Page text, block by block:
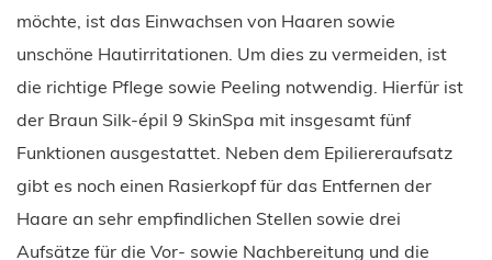
möchte, ist das Einwachsen von Haaren sowie
unschöne Hautirritationen. Um dies zu vermeiden, ist
die richtige Pflege sowie Peeling notwendig. Hierfür ist
der Braun Silk-épil 9 SkinSpa mit insgesamt fünf
Funktionen ausgestattet. Neben dem Epiliereraufsatz
gibt es noch einen Rasierkopf für das Entfernen der
Haare an sehr empfindlichen Stellen sowie drei
Aufsätze für die Vor- sowie Nachbereitung und die